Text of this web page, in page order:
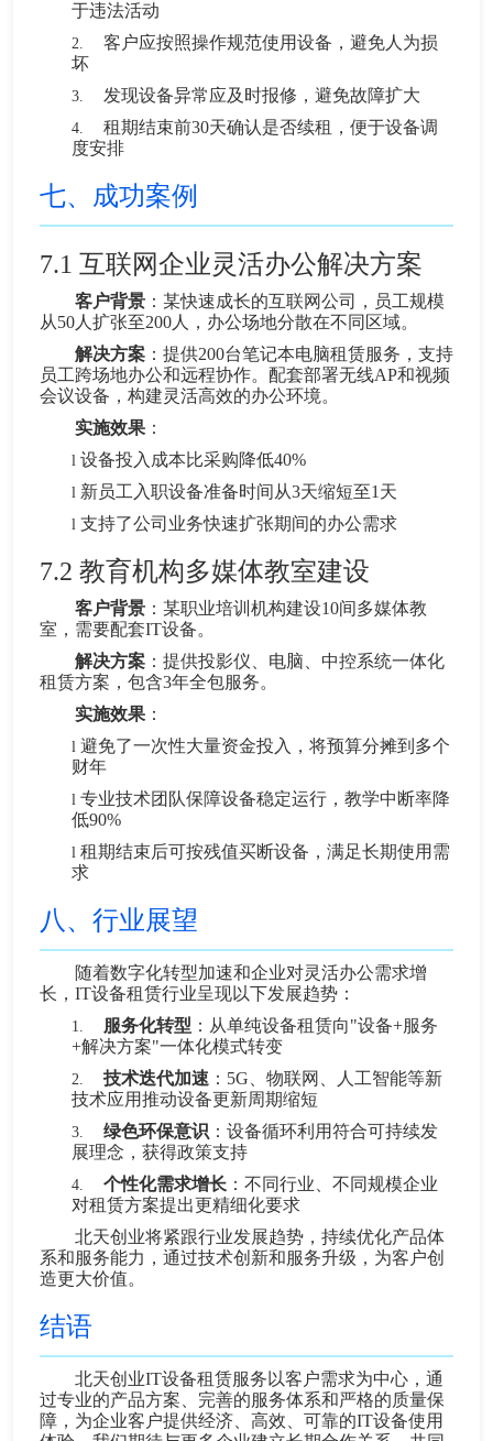
于违法活动
2.
客户应按照操作规范使用设备，避免人为损
坏
3. 发现设备异常应及时报修，避免故障扩大
4.
租期结束前30天确认是否续租，便于设备调
度安排
七、成功案例
7.1 互联网企业灵活办公解决方案
客户背景 ：某快速成长的互联网公司，员工规模
从50人扩张至200人，办公场地分散在不同区域。
解决方案 ：提供200台笔记本电脑租赁服务，支持
员工跨场地办公和远程协作。配套部署无线AP和视频
会议设备，构建灵活高效的办公环境。
实施效果 ：
l 设备投入成本比采购降低40%
l 新员工入职设备准备时间从3天缩短至1天
l 支持了公司业务快速扩张期间的办公需求
7.2 教育机构多媒体教室建设
客户背景 ：某职业培训机构建设10间多媒体教
室，需要配套IT设备。
解决方案 ：提供投影仪、电脑、中控系统一体化
租赁方案，包含3年全包服务。
实施效果 ：
l 避免了一次性大量资金投入，将预算分摊到多个
财年
l 专业技术团队保障设备稳定运行，教学中断率降
低90%
l 租期结束后可按残值买断设备，满足长期使用需
求
八、行业展望
随着数字化转型加速和企业对灵活办公需求增
长，IT设备租赁行业呈现以下发展趋势：
1. 服务化转型 ：从单纯设备租赁向"设备+服务
+解决方案"一体化模式转变
2. 技术迭代加速 ：5G、物联网、人工智能等新
技术应用推动设备更新周期缩短
3. 绿色环保意识 ：设备循环利用符合可持续发
展理念，获得政策支持
4. 个性化需求增长 ：不同行业、不同规模企业
对租赁方案提出更精细化要求
北天创业将紧跟行业发展趋势，持续优化产品体
系和服务能力，通过技术创新和服务升级，为客户创
造更大价值。
结语
北天创业IT设备租赁服务以客户需求为中心，通
过专业的产品方案、完善的服务体系和严格的质量保
障，为企业客户提供经济、高效、可靠的IT设备使用